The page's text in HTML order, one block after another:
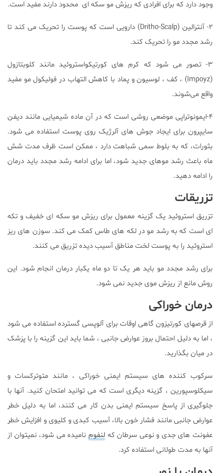
وجود دارد که برای افرادی که ریزش مو سکه ای محدود دارند مفید است.
۲- آنترالین (Dritho-Scalp) دارویی است که پوست را تحریک می کند تا
رشد مجدد مو را تحریک کند.
۳- تصور می شود که کرم های کورتیکواستروئید مانند کلوبتازول
(Impoyz) ، کف ، لوسیون و پماد با کاهش التهاب در فولیکول مو مفید
واقع می‌شوند.
۴-ایمونوتراپی موضعی روشی است که در آن ماده شیمیایی مانند دیفن
سایپرون برای ایجاد جوش های آلرژیک روی پوست استفاده می شود.
بثورات، که به بلوط سمی شباهت دارد ، ممکن است ظرف مدت شش
ماه باعث رشد موهای جدید شود، اما برای ادامه رشد مجدد باید درمان
را ادامه دهید.
تزریقات
تزریق استروئید یک گزینه معمول برای ریزش مو سکه ای خفیف و تکه
ای است که به رشد مو در لکه های طاس کمک می کند. سوزن های ریز
استروئید را به پوست لخت مناطق آسیب دیده تزریق می کنند.
برای رشد مجدد مو باید هر یک تا دو ماه یکبار درمان انجام شود. این
روش مانع از ریزش موی جدید نمی شود.
درمان خوراکی
از قرصهای کورتیزون گاهی اوقات برای آلوپسی گسترده استفاده می شود
، اما به دلیل احتمال بروز عوارض جانبی ، شما باید این گزینه را با پزشک
در میان بگذارید.
سرکوب کننده های سیستم ایمنی خوراکی ، مانند متوترکسات و
سیکلوسپورین ، گزینه دیگری است که می توانید امتحان کنید. آنها با
جلوگیری از پاسخ سیستم ایمنی بدن کار می کنند، اما به دلیل خطر
عوارض جانبی مانند فشار خون بالا، آسیب کبدی و کلیوی و افزایش خطر
عفونت های جدی و نوعی سرطان کهلنفوم نامیده می شود، نمیتوان از
آنها به مدت طولانی استفاده کرد.